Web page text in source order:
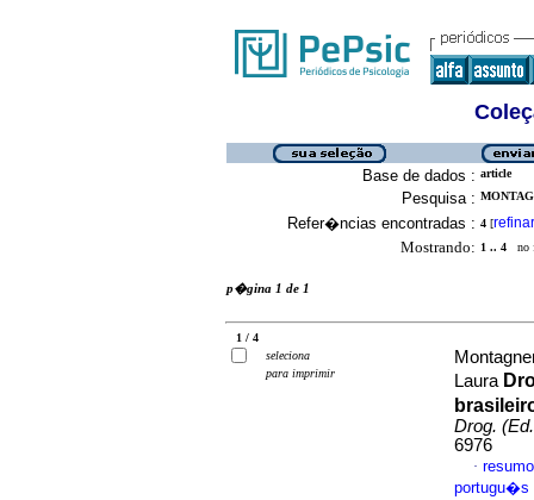
Base de dados : article
Pesquisa :
Refer�ncias encontradas : 4 [refinar
Mostrando: 1 .. 4 no
p�gina 1 de 1
1 / 4
seleciona
para imprimir
Laura
Drog.
6976
·
portugu�s